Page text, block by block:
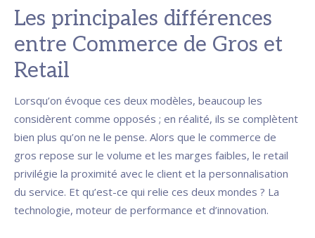
Les principales différences
entre Commerce de Gros et
Retail
Lorsqu’on évoque ces deux modèles, beaucoup les
considèrent comme opposés ; en réalité, ils se complètent
bien plus qu’on ne le pense. Alors que le commerce de
gros repose sur le volume et les marges faibles, le retail
privilégie la proximité avec le client et la personnalisation
du service. Et qu’est-ce qui relie ces deux mondes ? La
technologie, moteur de performance et d’innovation.